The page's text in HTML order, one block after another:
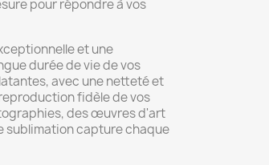
pour répondre à vos
et une
durée de vie de vos
avec une netteté et
fidèle de vos
des œuvres d'art
sublimation capture chaque